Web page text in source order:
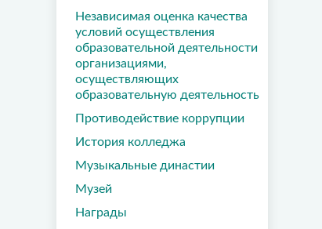
Независимая оценка качества
условий осуществления
образовательной деятельности
организациями,
осуществляющих
образовательную деятельность
Противодействие коррупции
История колледжа
Музыкальные династии
Музей
Награды